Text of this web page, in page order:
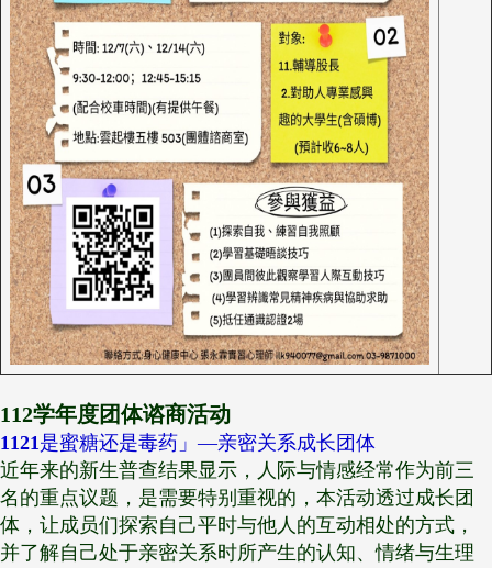
112学年度团体谘商活动
1121是蜜糖还是毒药」—亲密关系成长团体
近年来的新生普查结果显示，人际与情感经常作为前三
名的重点议题，是需要特别重视的，本活动透过成长团
体，让成员们探索自己平时与他人的互动相处的方式，
并了解自己处于亲密关系时所产生的认知、情绪与生理